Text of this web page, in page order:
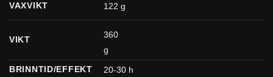
VAXVIKT 122 g
VIKT
360
g
BRINNTID/EFFEKT
20-30 h